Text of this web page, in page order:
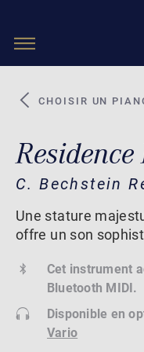
Toggle
CHOISIR UN
Residence
C. Bechstein
Une stature
offre un son
Cet instrument
Bluetooth MIDI.
Disponible en
Vario